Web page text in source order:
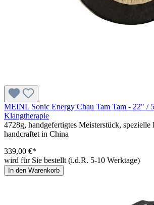
MEINL Sonic Energy Chau Tam Tam - 22" /
Klangtherapie
4728g, handgefertigtes Meisterstück, spezielle
handcraftet in China
339,00 €*
wird für Sie bestellt (i.d.R. 5-10 Werktage)
In den Warenkorb